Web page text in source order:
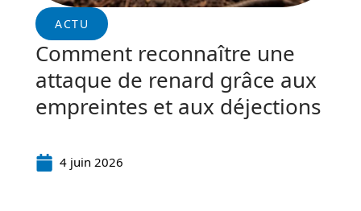
ACTU
Comment reconnaître une
attaque de renard grâce aux
empreintes et aux déjections
4 juin 2026